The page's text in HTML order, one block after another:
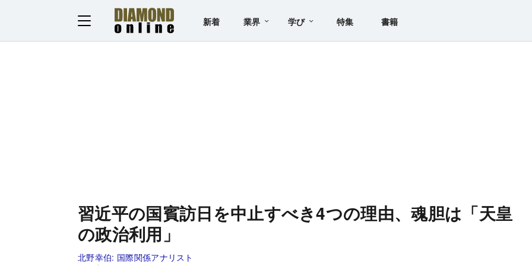
新着 業界 学び 特集 書籍
習近平の国賓訪日を中止すべき4つの理由、魂胆は「天皇
の政治利用」
北野幸伯: 国際関係アナリスト